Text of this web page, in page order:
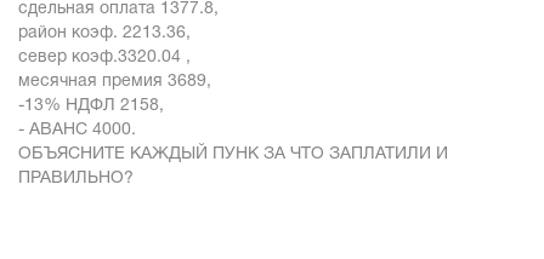
сдельная оплата 1377.8,
район коэф. 2213.36,
север коэф.3320.04 ,
месячная премия 3689,
-13% НДФЛ 2158,
- АВАНС 4000.
ОБЪЯСНИТЕ КАЖДЫЙ ПУНК ЗА ЧТО ЗАПЛАТИЛИ И
ПРАВИЛЬНО?